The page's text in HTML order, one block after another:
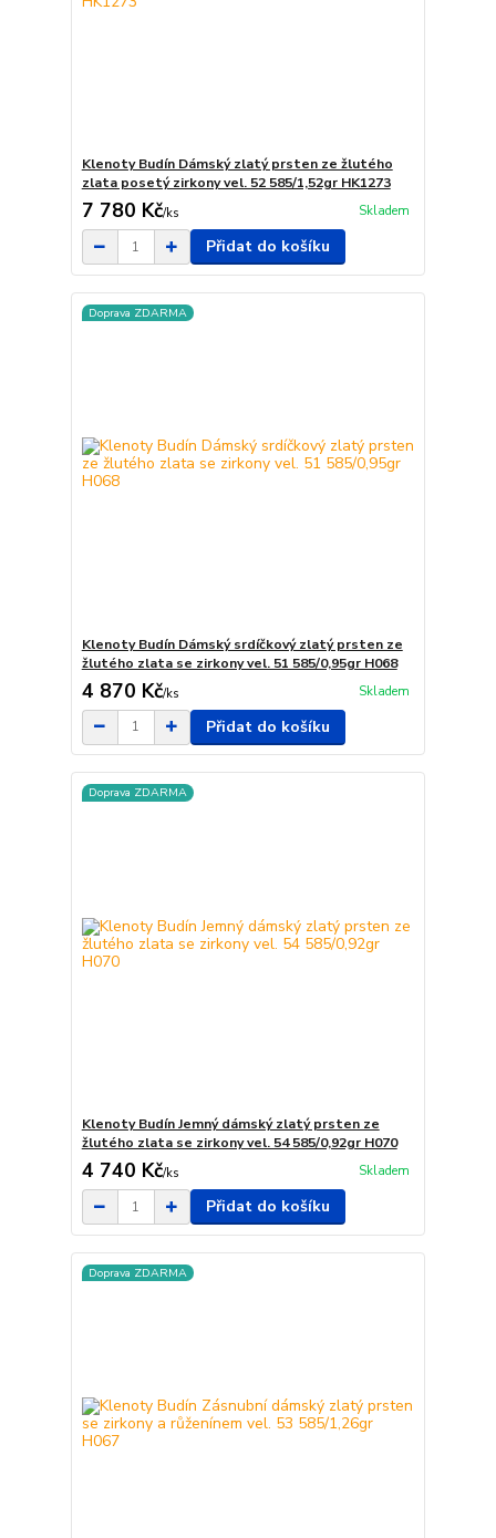
Klenoty Budín Dámský zlatý prsten ze žlutého
zlata posetý zirkony vel. 52 585/1,52gr HK1273
7 780 Kč/ks Skladem
Přidat do košíku
Doprava ZDARMA
Klenoty Budín Dámský srdíčkový zlatý prsten ze
žlutého zlata se zirkony vel. 51 585/0,95gr H068
4 870 Kč/ks Skladem
Přidat do košíku
Doprava ZDARMA
Klenoty Budín Jemný dámský zlatý prsten ze
žlutého zlata se zirkony vel. 54 585/0,92gr H070
4 740 Kč/ks Skladem
Přidat do košíku
Doprava ZDARMA